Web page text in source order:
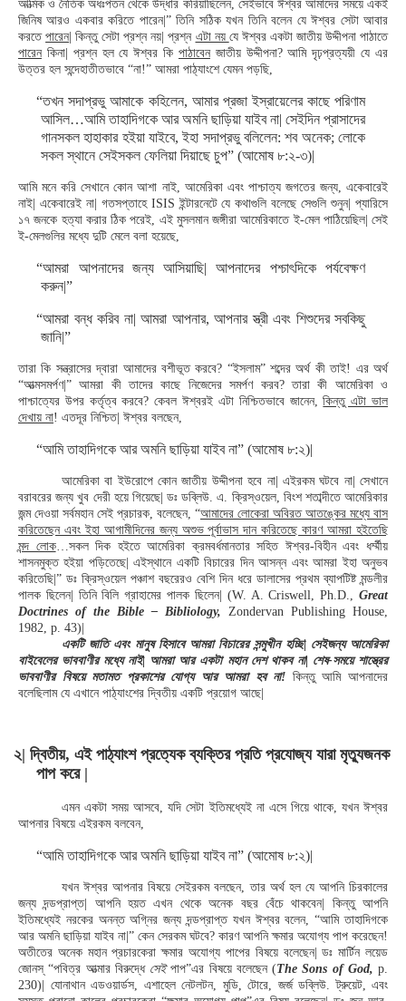
আত্মিক ও নৈতিক অধঃপতন থেকে উদ্ধার করিয়াছিলেন, সেইভাবে ঈশ্বর আমাদের সময়ে একই
জিনিষ আরও একবার করিতে পারেন|” তিনি সঠিক যখন তিনি বলেন যে ঈশ্বর সেটা আবার
করতেপারেন| কিন্তু সেটা প্রশ্ন নয়| প্রশ্ন এটা নয় যে ঈশ্বর একটা জাতীয় উদ্দীপনা পাঠাতে
পারেনকিনা| প্রশ্ন হল যে ঈশ্বর কি পাঠাবেনজাতীয় উদ্দীপনা? আমি দৃঢ়প্রত্যয়ী যে এর
উত্তর হল সন্দেহাতীতভাবে “না!” আমরা পাঠ্যাংশে যেমন পড়ছি,
“তখন সদাপ্রভু আমাকে কহিলেন, আমার প্রজা ইস্রায়েলের কাছে পরিণাম
আসিল…আমি তাহাদিগকে আর অমনি ছাড়িয়া যাইব না| সেইদিন প্রাসাদের
গানসকল হাহাকার হইয়া যাইবে, ইহা সদাপ্রভু বলিলেন: শব অনেক; লোকে
সকল স্থানে সেইসকল ফেলিয়া দিয়াছে চুপ” (আমোষ ৮:২-৩)|
আমি মনে করি সেখানে কোন আশা নাই, আমেরিকা এবং পাশ্চাত্য জগতের জন্য, একেবারেই
নাই| একেবারেই না| গতসপ্তাহে ISIS ইন্টারনেটে যে কথাগুলি বলেছে সেগুলি শুনুন| প্যারিসে
১৭ জনকে হত্যা করার ঠিক পরেই, এই মুসলমান জঙ্গীরা আমেরিকাতে ই-মেল পাঠিয়েছিল| সেই
ই-মেলগুলির মধ্যে দুটি মেলে বলা হয়েছে,
“আমরা আপনাদের জন্য আসিয়াছি| আপনাদের পশ্চাৎদিকে পর্যবেক্ষণ
করুন|”
“আমরা বন্ধ করিব না| আমরা আপনার, আপনার স্ত্রী এবং শিশুদের সবকিছু
জানি|”
তারা কি সন্ত্রাসের দ্বারা আমাদের বশীভূত করবে? “ইসলাম” শব্দের অর্থ কী তাই! এর অর্থ
“আত্মসমর্পণ|” আমরা কী তাদের কাছে নিজেদের সমর্পণ করব? তারা কী আমেরিকা ও
পাশ্চাত্যের উপর কর্তৃত্ব করবে? কেবল ঈশ্বরই এটা নিশ্চিতভাবে জানেন,কিন্তু এটা ভাল
দেখায় না! এতদূর নিশ্চিত| ঈশ্বর বলছেন,
“আমি তাহাদিগকে আর অমনি ছাড়িয়া যাইব না” (আমোষ ৮:২)|
আমেরিকা বা ইউরোপে কোন জাতীয় উদ্দীপনা হবে না| এইরকম ঘটবে না| সেখানে
বরাবরের জন্য খুব দেরী হয়ে গিয়েছে| ডঃ ডব্লিউ. এ. ক্রিস্ওয়েল, বিংশ শতাব্দীতে আমেরিকার
জন্ম দেওয়া সর্বমহান সেই প্রচারক, বলেছেন, “আমাদের লোকেরা অবিরত আতঙ্কের মধ্যে বাস
করিতেছেন এবং ইহা আগামীদিনের জন্য অশুভ পূর্বাভাস দান করিতেছে কারণ আমরা হইতেছি
মন্দ লোক…সকল দিক হইতে আমেরিকা ক্রমবর্ধমানতার সহিত ঈশ্বর-বিহীন এবং ধর্ম্মীয়
শাসনমুক্ত হইয়া পড়িতেছে| এইস্থানে একটি বিচারের দিন আসন্ন এবং আমরা ইহা অনুভব
করিতেছি|” ডঃ ক্রিস্ওয়েল পঞ্চাশ বছরেরও বেশি দিন ধরে ডালাসের প্রথম ব্যাপটিষ্ট মন্ডলীর
পালক ছিলেন| তিনি বিলি গ্রাহামের পালক ছিলেন| (W. A. Criswell, Ph.D., Great
Doctrines of the Bible – Bibliology, Zondervan Publishing House,
1982, p. 43)|
একটি জাতি এবং মানুষ হিসাবে আমরা বিচারের সন্মুখীন হচ্ছি| সেইজন্য আমেরিকা
বাইবেলের ভাববাণীর মধ্যে নাই| আমরা আর একটা মহান দেশ থাকব না| শেষ-সময়ে শাস্ত্রের
ভাববাণীর বিষয়ে মতামত প্রকাশের যোগ্য আর আমরা হব না! কিন্তু আমি আপনাদের
বলেছিলাম যে এখানে পাঠ্যাংশের দ্বিতীয় একটি প্রয়োগ আছে|
২| দ্বিতীয়, এই পাঠ্যাংশ প্রত্যেক ব্যক্তির প্রতি প্রযোজ্য যারা মৃত্যুজনক
পাপ করে |
এমন একটা সময় আসবে, যদি সেটা ইতিমধ্যেই না এসে গিয়ে থাকে, যখন ঈশ্বর
আপনার বিষয়ে এইরকম বলবেন,
“আমি তাহাদিগকে আর অমনি ছাড়িয়া যাইব না” (আমোষ ৮:২)|
যখন ঈশ্বর আপনার বিষয়ে সেইরকম বলছেন, তার অর্থ হল যে আপনি চিরকালের
জন্য দন্ডপ্রাপ্ত| আপনি হয়ত এখন থেকে অনেক বছর বেঁচে থাকবেন| কিন্তু আপনি
ইতিমধ্যেই নরকের অনন্ত অগ্নির জন্য দন্ডপ্রাপ্ত যখন ঈশ্বর বলেন, “আমি তাহাদিগকে
আর অমনি ছাড়িয়া যাইব না|” কেন সেরকম ঘটবে? কারণ আপনি ক্ষমার অযোগ্য পাপ করেছেন!
অতীতের অনেক মহান প্রচারকেরা ক্ষমার অযোগ্য পাপের বিষয়ে বলেছেন| ডঃ মার্টিন লয়েড
জোনস্ “পবিত্র আত্মার বিরুদ্ধে সেইপাপ”এর বিষয়ে বলেছেন (The Sons of God, p.
230)| যোনাথান এডওয়ার্ডস, এশাহেল নেটলটন, মুডি, টোরে, জর্জ ডব্লিউ. ট্রুয়েট, এবং